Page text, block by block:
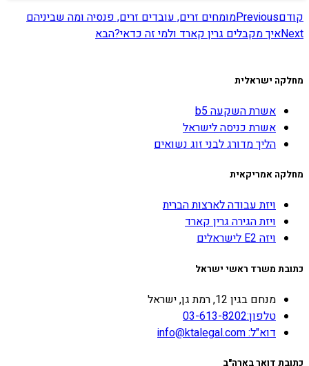
קודםPreviousמומחים זרים, עובדים זרים, פנסיה ומה שביניהם
Nextאיך מקבלים גרין קארד ולמי זה כדאי?הבא
מחלקה ישראלית
אשרת השקעה b5
אשרת כניסה לישראל
הליך מדורג לבני זוג נשואים
מחלקה אמריקאית
ויזת עבודה לארצות הברית
ויזת הגירה גרין קארד
ויזה E2 לישראלים
כתובת משרד ראשי ישראל
מנחם בגין 12, רמת גן, ישראל
טלפון:03-613-8202
דוא"ל: info@ktalegal.com
כתובת דואר בארה"ב